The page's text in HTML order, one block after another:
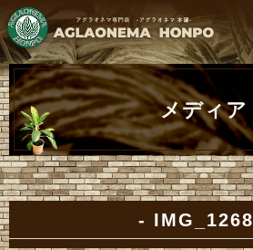
メディア
IMG_1268